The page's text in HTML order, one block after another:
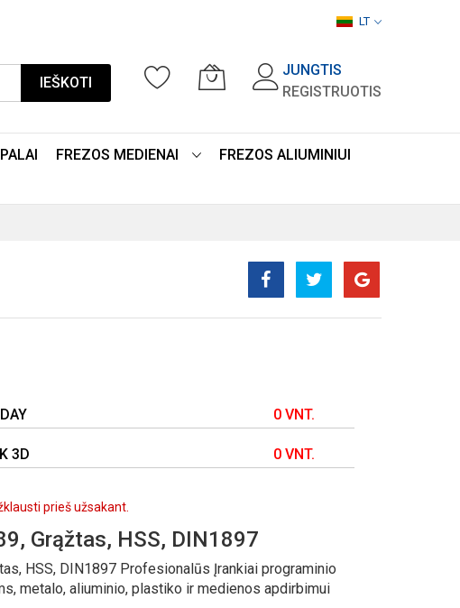
LT
IEŠKOTI
JUNGTIS
REGISTRUOTIS
FREZOS MEDIENAI
FREZOS ALIUMINIUI
0 VNT.
3D 0 VNT.
prieš užsakant.
Grąžtas, HSS, DIN1897
HSS, DIN1897 Profesionalūs Įrankiai programinio
metalo, aliuminio, plastiko ir medienos apdirbimui